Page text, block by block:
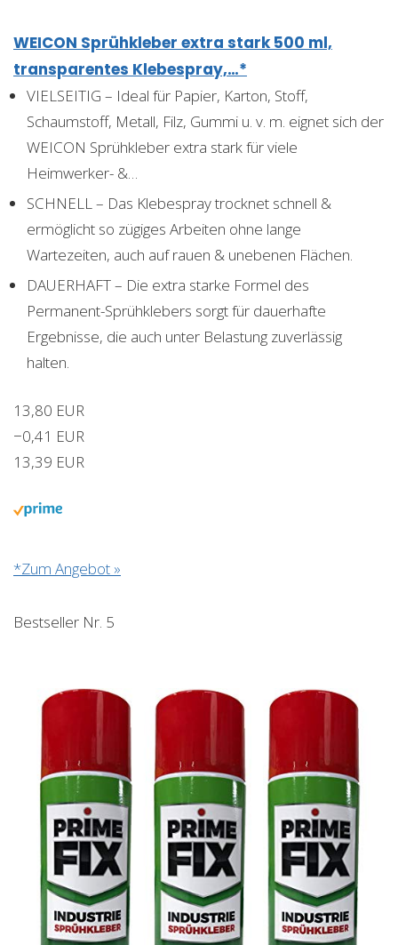
WEICON Sprühkleber extra stark 500 ml,
transparentes Klebespray,…*
VIELSEITIG – Ideal für Papier, Karton, Stoff,
Schaumstoff, Metall, Filz, Gummi u. v. m. eignet sich der
WEICON Sprühkleber extra stark für viele
Heimwerker- &…
SCHNELL – Das Klebespray trocknet schnell &
ermöglicht so zügiges Arbeiten ohne lange
Wartezeiten, auch auf rauen & unebenen Flächen.
DAUERHAFT – Die extra starke Formel des
Permanent-Sprühklebers sorgt für dauerhafte
Ergebnisse, die auch unter Belastung zuverlässig
halten.
13,80 EUR
−0,41 EUR
13,39 EUR
*Zum Angebot »
Bestseller Nr. 5